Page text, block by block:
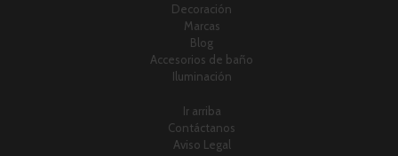
Decoración
Marcas
Blog
Accesorios de baño
Iluminación
Ir arriba
Contáctanos
Aviso Legal